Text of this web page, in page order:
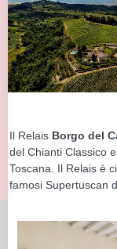
Il Relais Borgo del
del Chianti Classico
Toscana. Il Relais è
famosi Supertuscan